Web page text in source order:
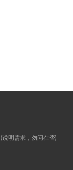
(说明需求，勿问在否)